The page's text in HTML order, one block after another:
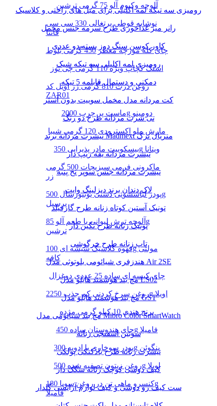
آلوچه وکیوم آلو 75 گرمی ترشین
نوشابه قوطی پرتغالی 330 سی سی
فانتا
چای کله مورچه معطر 450 گرمی بلوط
اسنک کچاپ ویژه 110 گرمی چی توز
روغن ذرت 810 گرمی زر اویل کد
ZAR01
ماست پر چرب 2000g دومینو
مارش ملو اکسترودی 120 گرمی شیبا
بیسکوییت مادر پذیرایی 350g ویتانا
ماکرونی فرمی سبزیجات 500 گرمی
زر
پودر لباسشویی دستی یونیورسال 500g
پرسیل
آلوچه ترش لیوانی با طعم آلو 85g
ترشین
قهوه کلاسیک شیشه ای 100g مولتی
کافه
چای کیسه ای ساده 25 عددی دوغزال
روغن سرخ کردنی کم جذب 2250g اویلا
برنج هندی 10 کیلو گرمی مژده
چای هندوستان ساده 450g فامیلا
پودر سوخاری با ادویه 300g پنگوئن
روغن زیتون تصفیه شده 500g اویلا
کنسرو ماهی تن در روغن سویا 180g
فامیلا
رومیزی سه تیکه لمه اکلیلی برای مبل های راحتی و کلاسیک
رانر میز غذاخوری طرح سرمه جنس مخمل
کاور کوسن سنگ دوز بسته دو عددی
رومیزی لمه اکلیلی سه تیکه شیک
دمکنی و دستمال قابلمه 5 تیکه
کت مردانه مدل مخمل سوییت بدون آستر
تی شرت مردانه طرح دو رنگ
تیشرت مردانه برند Madmext متریال ترک
تیشرت مردانه یقه زیپ دار
تیشرت مردانه جنس سوپر نخ پنبه
لاک دندان برند دیزلینگ وایت
تونیک آستین کوتاه زنانه طرح گارفیلد
تونیک زنانه طرح نگین دار
تاپ زنانه طرح خرگوشی
هندزفری شیائومی بلوتوثی مدل Air 2SE
مچ بند هوشمند هایلو مدل LS02
مچ بند هوشمند هایلو مدل GST
مچ بند شیائومی مدل Mibro Color SmartWatch
سوتین اسفنجی زنانه
تیشرت زنانه طرح بادکنکی پولکی
کیف دوشی کوچک زنانه سگک دار
ست کیف رو دوشی و کیف لوازم آرایشی گلدار